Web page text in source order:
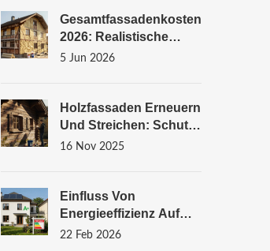
Gesamtfassadenkosten
2026: Realistische
Budgetplanung Für
5 Jun 2026
Holzfassaden Erneuern
Und Streichen: Schutz
Und Pflege Für
16 Nov 2025
Einfluss Von
Energieeffizienz Auf
Den Immobilienwert:
22 Feb 2026